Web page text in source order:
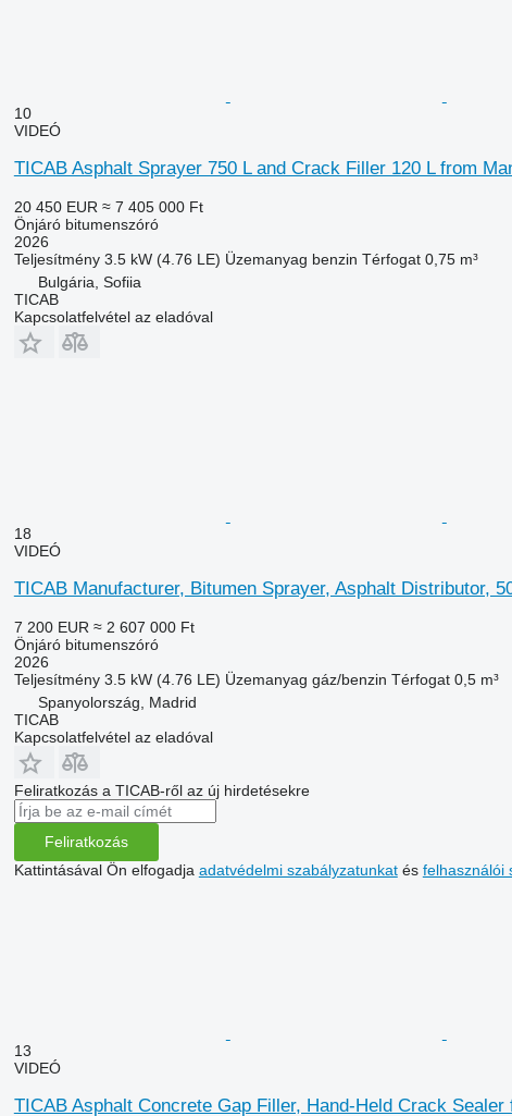
10
VIDEÓ
TICAB Asphalt Sprayer 750 L and Crack Filler 120 L from
20 450 EUR ≈ 7 405 000 Ft
Önjáró bitumenszóró
2026
Teljesítmény 3.5 kW (4.76 LE) Üzemanyag benzin Térfogat 0,75 m³
Bulgária, Sofiia
TICAB
Kapcsolatfelvétel az eladóval
18
VIDEÓ
TICAB Manufacturer, Bitumen Sprayer, Asphalt Distributor,
7 200 EUR ≈ 2 607 000 Ft
Önjáró bitumenszóró
2026
Teljesítmény 3.5 kW (4.76 LE) Üzemanyag gáz/benzin Térfogat 0,5 m³
Spanyolország, Madrid
TICAB
Kapcsolatfelvétel az eladóval
Feliratkozás a ТІСАВ-ről az új hirdetésekre
Feliratkozás
Kattintásával Ön elfogadja adatvédelmi szabályzatunkatés felhasználói
13
VIDEÓ
TICAB Asphalt Concrete Gap Filler, Hand-Held Crack Sealer